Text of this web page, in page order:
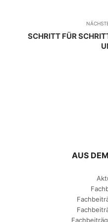
SCHRITT FÜR
AUS